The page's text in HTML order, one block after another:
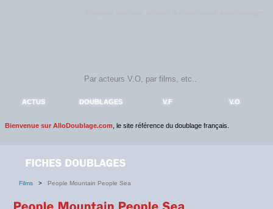
ACTUS DOUBLAGES V.F V.O
Bienvenue sur AlloDoublage.com , le site référence du doublage français.
Films > People Mountain People Sea